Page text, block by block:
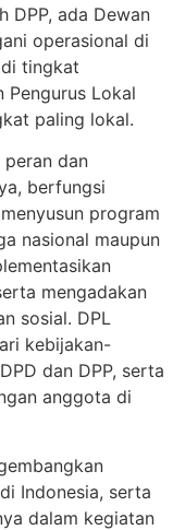
DPP, ada Dewan
operasional di
tingkat
Lokal
paling lokal.
dan
berfungsi
program
nasional maupun
mengadakan
sosial. DPL
kebijakan-
dan DPP, serta
anggota di
Indonesia, serta
dalam kegiatan